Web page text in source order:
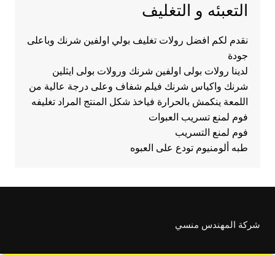
التعبئه و التغليف
نقدم لكم افضل رولات تغليف بولي اولفين شرنك وباعلى
جودة
لدينا رولات بولى اولفين شرنك ورولات بولى ايثلين
شرنك واكياس شرنك فيلم شفاف وعلى درجة عالية من
اللمعة ينكمش بالحرارة فياخذ شكل المنتج المراد تغليفه
فوم لمنع تسريب العبوات
فوم لمنع التسريب
طبه ألومنيوم تودع على العبوه
شركة المهندس منسي